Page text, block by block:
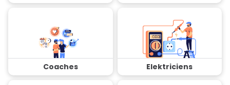
Coaches Elektriciens